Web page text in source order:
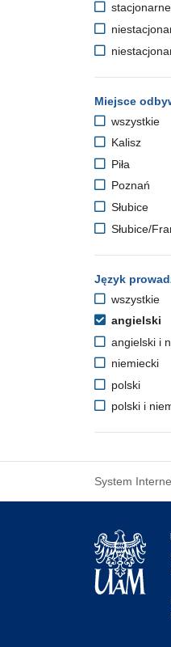
stacjonarne
Miejsce
wszystkie
Kalisz
Piła
Poznań
Słubice
Słubice/
Język
wszystkie
angielski
angielski i
niemiecki
polski
polski i
System